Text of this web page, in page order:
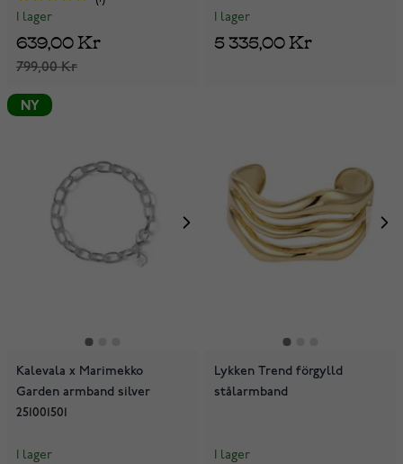
I lager
799,00 Kr
639,00 Kr
I lager
5 335,00 Kr
NY
Kalevala x Marimekko
Garden armband silver
251001501
I lager
Lykken Trend förgylld
stålarmband
I lager